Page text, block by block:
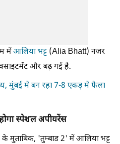
मेंआलिया भट्ट (Alia Bhatt) नजर
और बढ़ गई है.
मुंबई में बन रहा 7-8 एकड़ में फैला
स्पेशल अपीयरेंस
के मुताबिक, 'तुम्बाड 2' में आलिया भट्ट